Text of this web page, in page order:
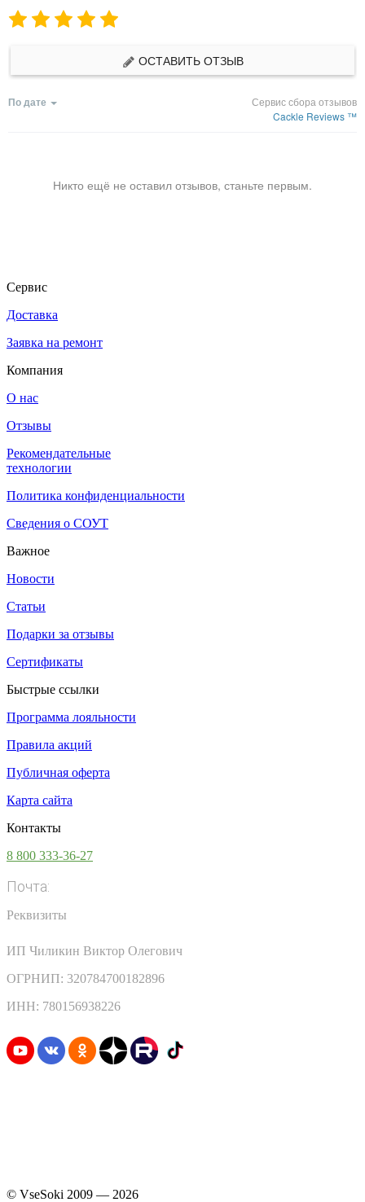
ОСТАВИТЬ ОТЗЫВ
По дате
Сервис сбора отзывов
Cackle Reviews ™
Никто ещё не оставил отзывов, станьте первым.
Сервис
Доставка
Заявка на ремонт
Компания
О нас
Отзывы
Рекомендательные
технологии
Политика конфиденциальности
Сведения о СОУТ
Важное
Новости
Статьи
Подарки за отзывы
Сертификаты
Быстрые ссылки
Программа лояльности
Правила акций
Публичная оферта
Карта сайта
Контакты
8 800 333-36-27
Почта:
Реквизиты
ИП Чиликин Виктор Олегович
ОГРНИП: 320784700182896
ИНН: 780156938226
© VseSoki 2009 — 2026